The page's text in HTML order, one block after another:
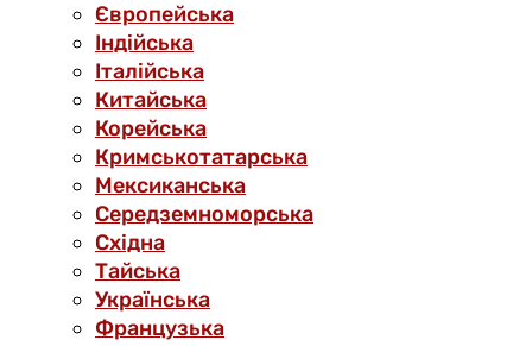
Європейська
Індійська
Італійська
Китайська
Корейська
Кримськотатарська
Мексиканська
Середземноморська
Східна
Тайська
Українська
Французька